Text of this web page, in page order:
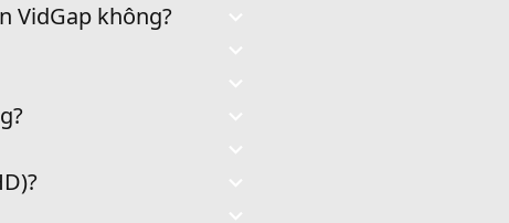
VidGap không?